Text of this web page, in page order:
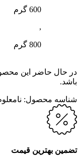
600 گرم
,
800 گرم
در حال حاضر این
باشد.
شناسه محصول:
تضمین بهترین قیمت